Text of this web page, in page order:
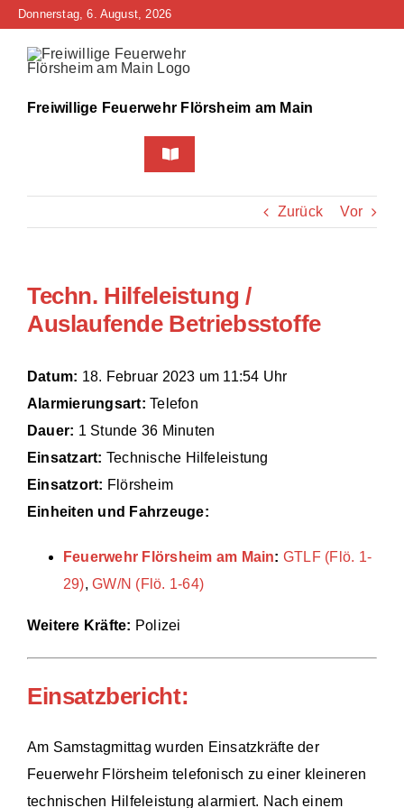
Zum
springen
Donnerstag, 6. August, 2026
Freiwillige Feuerwehr Flörsheim am Main
Toggle
Navigation
Home
Bürgerinfo
Technik
Zurück Vor
Techn. Hilfeleistung /
Auslaufende Betriebsstoffe
Datum: 18. Februar 2023 um 11:54 Uhr
Alarmierungsart: Telefon
Dauer: 1 Stunde 36 Minuten
Einsatzart: Technische Hilfeleistung
Einsatzort: Flörsheim
Einheiten und Fahrzeuge:
Feuerwehr Flörsheim am Main: GTLF (Flö. 1-
29),GW/N (Flö. 1-64)
Weitere Kräfte: Polizei
Einsatzbericht:
Am Samstagmittag wurden Einsatzkräfte der
Feuerwehr Flörsheim telefonisch zu einer kleineren
technischen Hilfeleistung alarmiert. Nach einem